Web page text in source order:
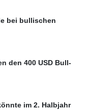
bei bullischen
den 400 USD Bull-
im 2. Halbjahr